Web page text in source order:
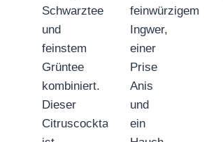
Schwarztee
und
feinstem
Grüntee
kombiniert.
Dieser
Citruscocktail
feinwürzigem
Ingwer,
einer
Prise
Anis
und
ein